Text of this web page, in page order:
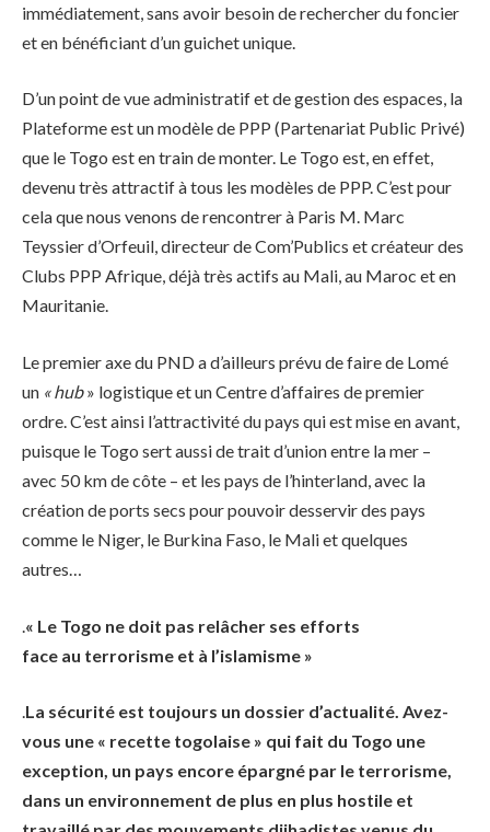
immédiatement, sans avoir besoin de rechercher du foncier
et en bénéficiant d’un guichet unique.
D’un point de vue administratif et de gestion des espaces, la
Plateforme est un modèle de PPP (Partenariat Public Privé)
que le Togo est en train de monter. Le Togo est, en effet,
devenu très attractif à tous les modèles de PPP. C’est pour
cela que nous venons de rencontrer à Paris M. Marc
Teyssier d’Orfeuil, directeur de Com’Publics et créateur des
Clubs PPP Afrique, déjà très actifs au Mali, au Maroc et en
Mauritanie.
Le premier axe du PND a d’ailleurs prévu de faire de Lomé
un « hub» logistique et un Centre d’affaires de premier
ordre. C’est ainsi l’attractivité du pays qui est mise en avant,
puisque le Togo sert aussi de trait d’union entre la mer –
avec 50 km de côte – et les pays de l’hinterland, avec la
création de ports secs pour pouvoir desservir des pays
comme le Niger, le Burkina Faso, le Mali et quelques
autres…
« Le Togo ne doit pas relâcher ses efforts
face au terrorisme et à l’islamisme »
.La sécurité est toujours un dossier d’actualité. Avez-
vous une « recette togolaise » qui fait du Togo une
exception, un pays encore épargné par le terrorisme,
dans un environnement de plus en plus hostile et